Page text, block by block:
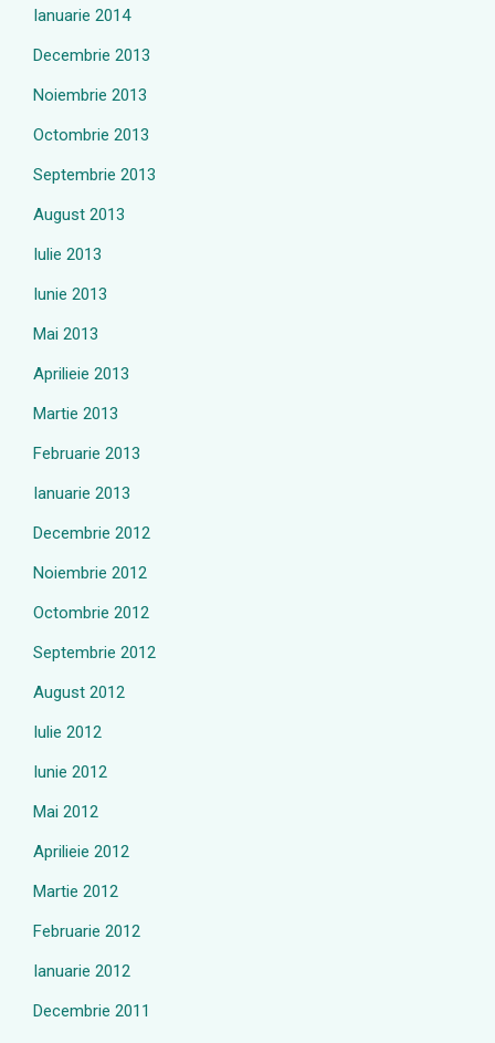
Ianuarie 2014
Decembrie 2013
Noiembrie 2013
Octombrie 2013
Septembrie 2013
August 2013
Iulie 2013
Iunie 2013
Mai 2013
Aprilieie 2013
Martie 2013
Februarie 2013
Ianuarie 2013
Decembrie 2012
Noiembrie 2012
Octombrie 2012
Septembrie 2012
August 2012
Iulie 2012
Iunie 2012
Mai 2012
Aprilieie 2012
Martie 2012
Februarie 2012
Ianuarie 2012
Decembrie 2011